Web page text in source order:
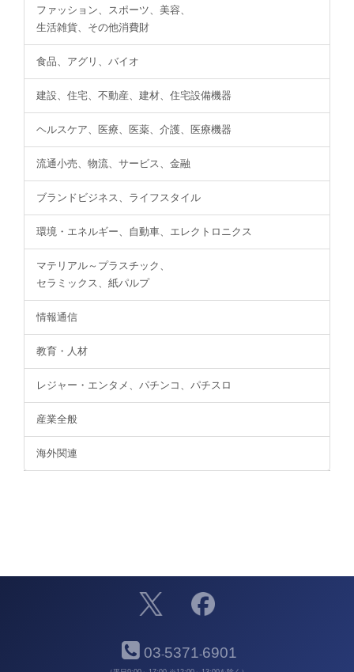
ファッション、スポーツ、美容、
生活雑貨、その他消費財
食品、アグリ、バイオ
建設、住宅、不動産、建材、住宅設備機器
ヘルスケア、医療、医薬、介護、医療機器
流通小売、物流、サービス、金融
ブランドビジネス、ライフスタイル
環境・エネルギー、自動車、エレクトロニクス
マテリアル～プラスチック、
セラミックス、紙パルプ
情報通信
教育・人材
レジャー・エンタメ、パチンコ、パチスロ
産業全般
海外関連
03-5371-6901